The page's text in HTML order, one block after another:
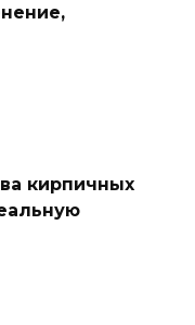
кирпичных